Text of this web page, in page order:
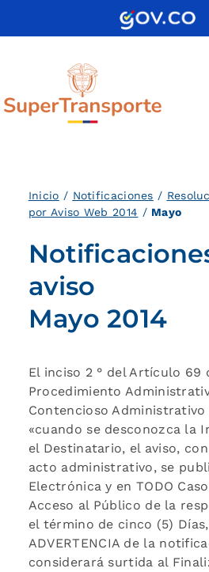
Inicio / Notificaciones /
por Aviso Web 2014 / Mayo
aviso
Mayo 2014
El inciso 2 ° del Artículo 69
Procedimiento
Contencioso Administrativo
«cuando se desconozca la
el Destinatario, el aviso,
acto administrativo, se
Electrónica y en TODO
Acceso al Público de la
el término de cinco (5)
ADVERTENCIA de la
considerará surtida al